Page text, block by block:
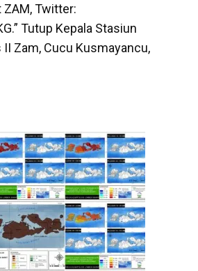
Twitter:
Tutup Kepala Stasiun
Zam, Cucu Kusmayancu,